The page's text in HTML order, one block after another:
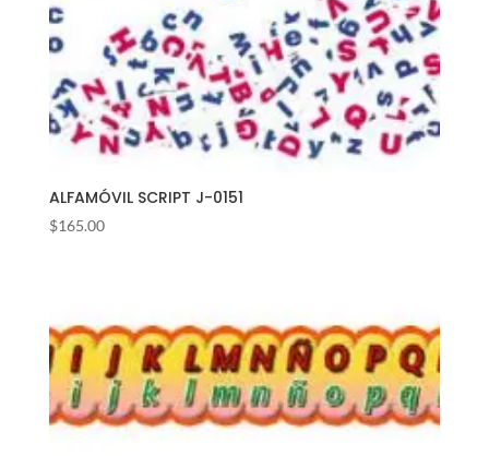
ALFAMÓVIL SCRIPT J-0151
$165.00